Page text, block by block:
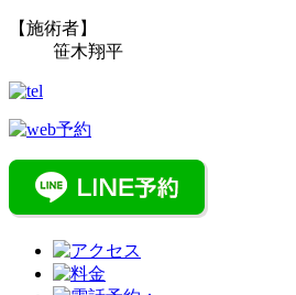
【施術者】
笹木翔平